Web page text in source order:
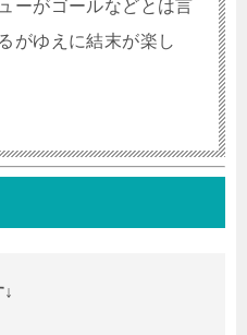
ーがゴールなどとは言
がゆえに結末が楽し